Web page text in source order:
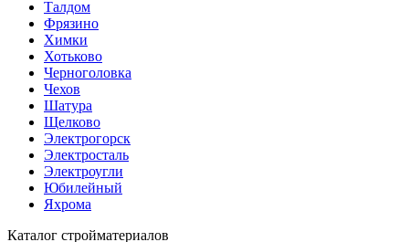
Талдом
Фрязино
Химки
Хотьково
Черноголовка
Чехов
Шатура
Щелково
Электрогорск
Электросталь
Электроугли
Юбилейный
Яхрома
Каталог стройматериалов